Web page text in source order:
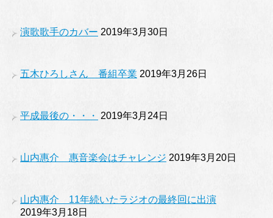
演歌歌手のカバー 2019年3月30日
五木ひろしさん 番組卒業 2019年3月26日
平成最後の・・・ 2019年3月24日
山内惠介 惠音楽会はチャレンジ 2019年3月20日
山内惠介 11年続いたラジオの最終回に出演
2019年3月18日